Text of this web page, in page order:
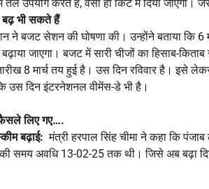
तेल उपयोग करते हैं, वैसा ही किट में दिया जाएगा।
बढ़ भी सकते हैं
ने बजट सेशन की घोषणा की। उन्होंने बताया कि
जाएगा। बजट में सारी चीजों का हिसाब-
8 मार्च तय हुई है। उस दिन रविवार है। इसे
उस दिन इंटरनेशनल वीमेंस-डे भी है।
लिए गए….
बढ़ाई: मंत्री हरपाल सिंह चीमा ने कहा कि
अवधि 13-02-25 तक थी। जिसे अब बढ़ा